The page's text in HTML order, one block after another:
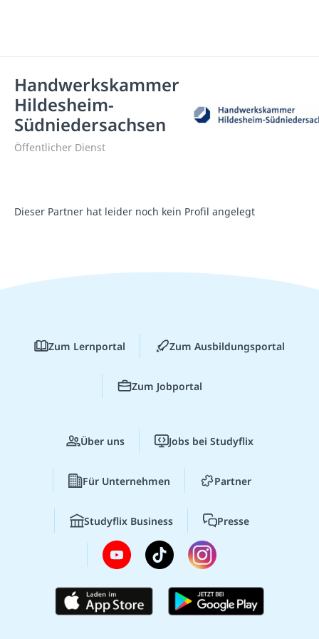
Handwerkskammer
Hildesheim-
Südniedersachsen
Öffentlicher Dienst
Dieser Partner hat leider noch kein Profil angelegt
Zum Lernportal Zum Ausbildungsportal
Zum Jobportal
Über uns Jobs bei Studyflix
Für Unternehmen Partner
Studyflix Business Presse